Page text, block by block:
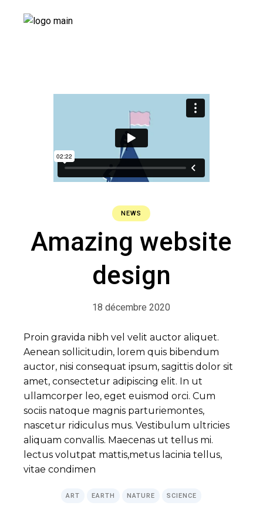
NEWS
Amazing website
design
18 décembre 2020
Proin gravida nibh vel velit auctor aliquet.
Aenean sollicitudin, lorem quis bibendum
auctor, nisi consequat ipsum, sagittis dolor sit
amet, consectetur adipiscing elit. In ut
ullamcorper leo, eget euismod orci. Cum
sociis natoque magnis parturiemontes,
nascetur ridiculus mus. Vestibulum ultricies
aliquam convallis. Maecenas ut tellus mi.
lectus volutpat mattis,metus lacinia tellus,
vitae condimen
ART EARTH NATURE SCIENCE